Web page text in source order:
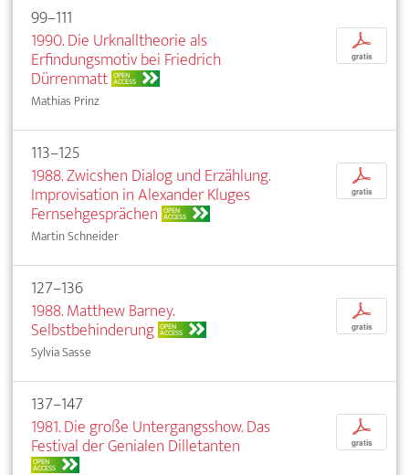
99–111
1990. Die Urknalltheorie als
Erfindungsmotiv bei Friedrich
Dürrenmatt OPEN
ACCESS
Mathias Prinz
p
gratis
113–125
1988. Zwicshen Dialog und Erzählung.
Improvisation in Alexander Kluges
Fernsehgesprächen OPEN
ACCESS
Martin Schneider
p
gratis
127–136
1988. Matthew Barney.
Selbstbehinderung OPEN
ACCESS
Sylvia Sasse
p
gratis
137–147
1981. Die große Untergangsshow. Das
Festival der Genialen Dilletanten
OPEN
ACCESS
p
gratis